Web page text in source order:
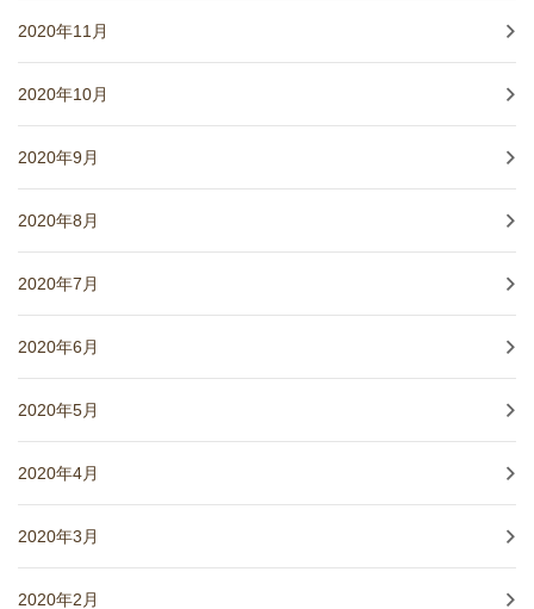
2020年11月
2020年10月
2020年9月
2020年8月
2020年7月
2020年6月
2020年5月
2020年4月
2020年3月
2020年2月